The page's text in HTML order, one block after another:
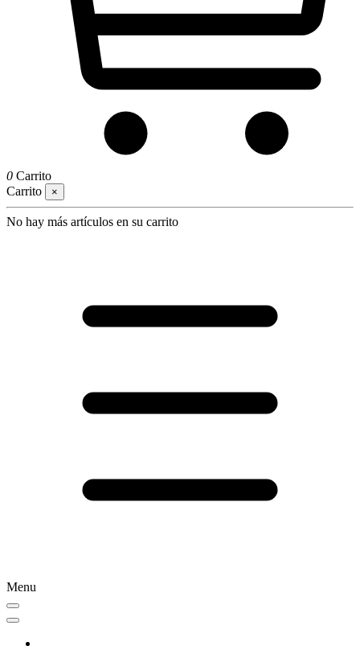
0 Carrito
Carrito
×
No hay más artículos en su carrito
Menu